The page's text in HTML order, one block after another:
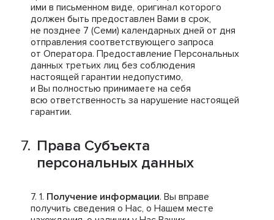
ими в письменном виде, оригинал которого
должен быть предоставлен Вами в срок,
не позднее 7 (Семи) календарных дней от дня
отправления соответствующего запроса
от Оператора. Предоставление Персональных
данных третьих лиц без соблюдения
настоящей гарантии недопустимо,
и Вы полностью принимаете на себя
всю ответственность за нарушение настоящей
гарантии.
Права Субъекта
персональных данных
Получение информации. Вы вправе
получить сведения о Нас, о Нашем месте